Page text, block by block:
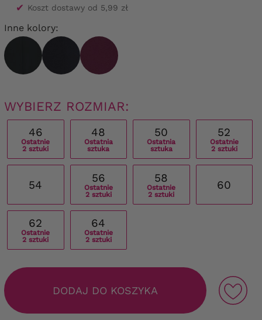
✔ Koszt dostawy od 5,99 zł
Inne kolory:
WYBIERZ ROZMIAR:
46
Ostatnie
2 sztuki
48
Ostatnia
sztuka
50
Ostatnia
sztuka
52
Ostatnie
2 sztuki
54
56
Ostatnie
2 sztuki
58
Ostatnie
2 sztuki
60
62
Ostatnie
2 sztuki
64
Ostatnie
2 sztuki
DODAJ DO KOSZYKA